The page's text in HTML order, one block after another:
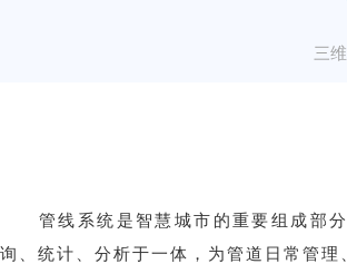
三
管线系统是智慧城市的重要组成部
询、统计、分析于一体，为管道日常管